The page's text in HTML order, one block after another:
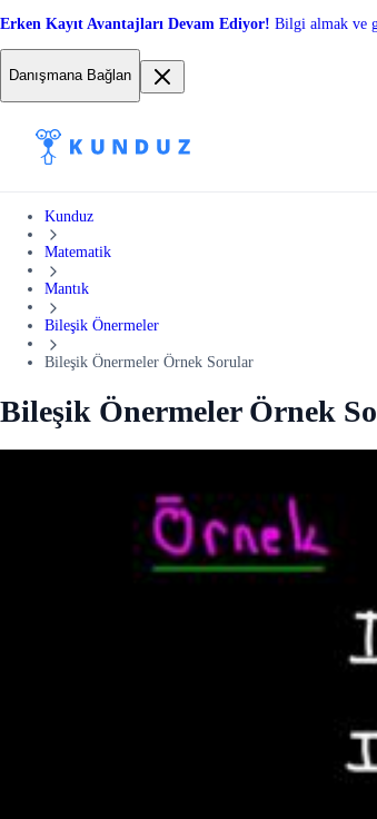
Erken Kayıt Avantajları Devam Ediyor! Bilgi almak ve
Danışmana Bağlan
Kunduz
Matematik
Mantık
Bileşik Önermeler
Bileşik Önermeler Örnek Sorular
Bileşik Önermeler Örnek